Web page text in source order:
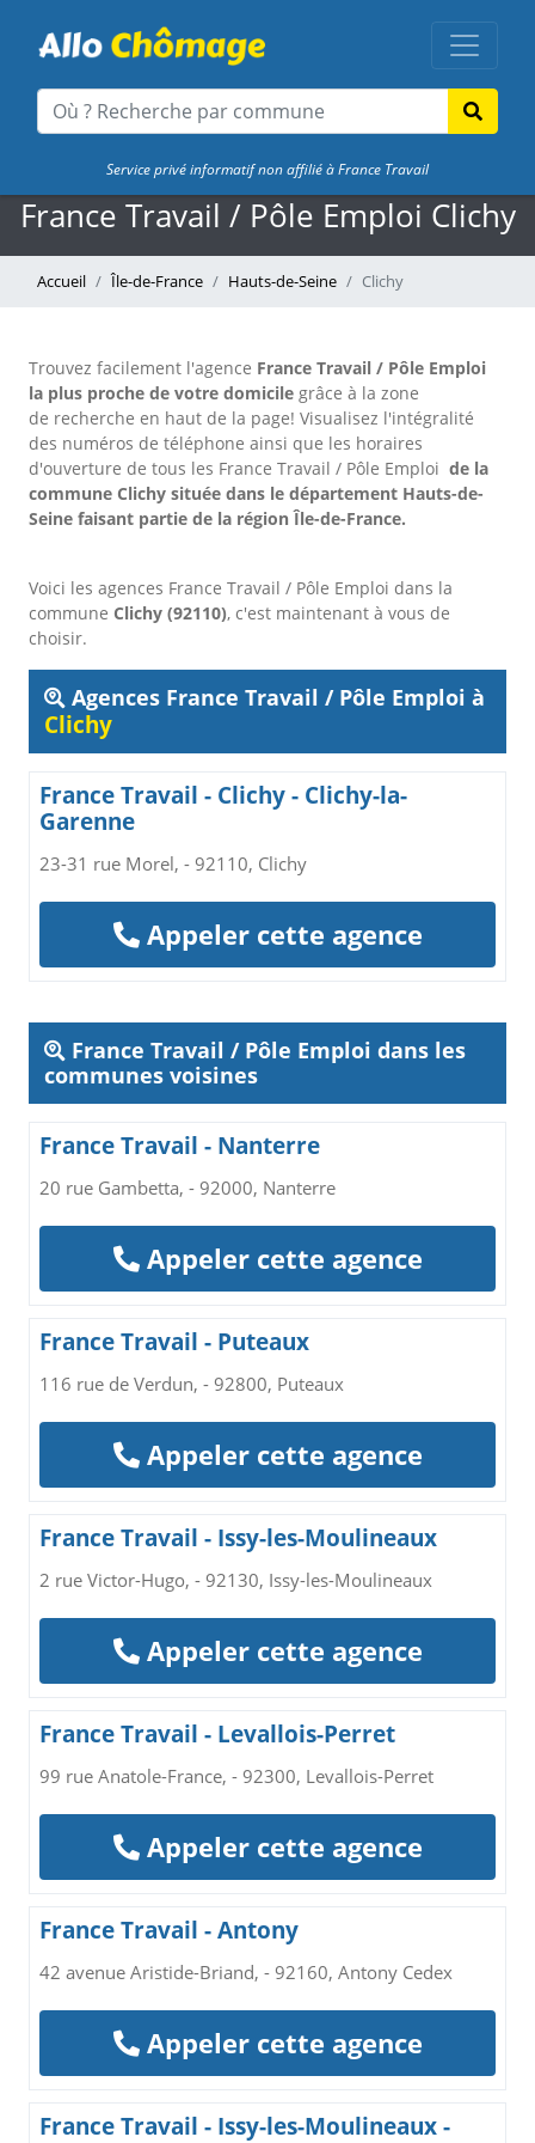
Service privé informatif non affilié à France Travail
France Travail / Pôle Emploi Clichy
Accueil Île-de-France Hauts-de-Seine Clichy
Trouvez facilement l'agence France Travail / Pôle Emploi
la plus proche de votre domicile grâce à la zone
de recherche en haut de la page! Visualisez l'intégralité
des numéros de téléphone ainsi que les horaires
d'ouverture de tous les France Travail / Pôle Emploi de la
commune Clichy située dans le département Hauts-de-
Seine faisant partie de la région Île-de-France.
Voici les agences France Travail / Pôle Emploi dans la
commune Clichy (92110), c'est maintenant à vous de
choisir.
Agences France Travail / Pôle Emploi à
Clichy
France Travail - Clichy - Clichy-la-
Garenne
23-31 rue Morel, - 92110, Clichy
Appeler cette agence
France Travail / Pôle Emploi dans les
communes voisines
France Travail - Nanterre
20 rue Gambetta, - 92000, Nanterre
Appeler cette agence
France Travail - Puteaux
116 rue de Verdun, - 92800, Puteaux
Appeler cette agence
France Travail - Issy-les-Moulineaux
2 rue Victor-Hugo, - 92130, Issy-les-Moulineaux
Appeler cette agence
France Travail - Levallois-Perret
99 rue Anatole-France, - 92300, Levallois-Perret
Appeler cette agence
France Travail - Antony
42 avenue Aristide-Briand, - 92160, Antony Cedex
Appeler cette agence
France Travail - Issy-les-Moulineaux -